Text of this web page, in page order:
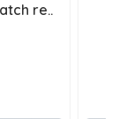
re..